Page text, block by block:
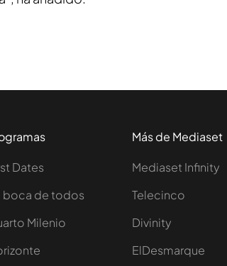
Dates
boca de todos
Milenio
Más de Mediaset
Mediaset Infinity
Telecinco
Divinity
ElDesmarque